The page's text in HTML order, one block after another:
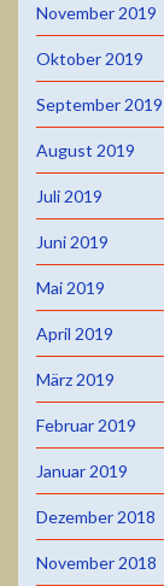
November 2019
Oktober 2019
September 2019
August 2019
Juli 2019
Juni 2019
Mai 2019
April 2019
März 2019
Februar 2019
Januar 2019
Dezember 2018
November 2018